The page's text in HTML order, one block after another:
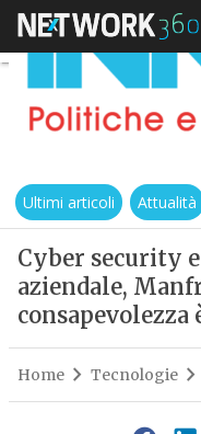
Ultimi articoli Attualità
Cyber security
aziendale,
consapevolezza
Home Tecnologie